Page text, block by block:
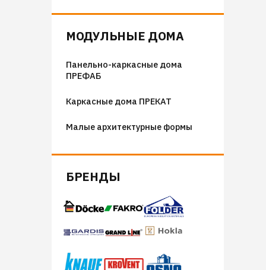
Адресные таблички, указатели,
декор
Козырьки на входные группы
МОДУЛЬНЫЕ ДОМА
Панельно-каркасные дома
ПРЕФАБ
Каркасные дома ПРЕКАТ
Малые архитектурные формы
БРЕНДЫ